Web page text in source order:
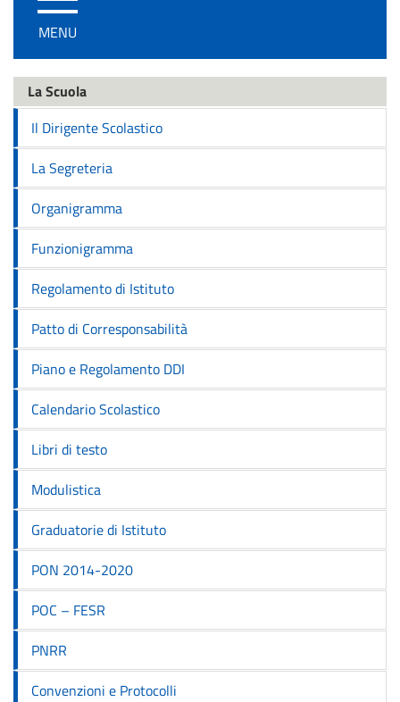
/
disattiva
navigazione
MENU
La Scuola
Il Dirigente Scolastico
La Segreteria
Organigramma
Funzionigramma
Regolamento di Istituto
Patto di Corresponsabilità
Piano e Regolamento DDI
Calendario Scolastico
Libri di testo
Modulistica
Graduatorie di Istituto
PON 2014-2020
POC – FESR
PNRR
Convenzioni e Protocolli